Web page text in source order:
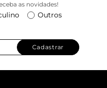
as novidades!
Outros
Cadastrar